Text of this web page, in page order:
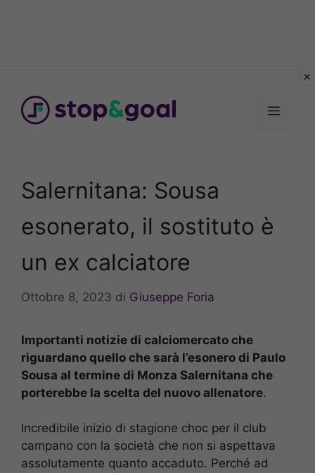
contenuto
Menu
Salernitana: Sousa
esonerato, il sostituto è
un ex calciatore
Ottobre 8, 2023 di Giuseppe Foria
Importanti notizie di calciomercato che
riguardano quello che sarà l’esonero di Paulo
Sousa al termine di Monza Salernitana che
porterebbe la scelta del nuovo allenatore.
Incredibile inizio di stagione choc per il club
campano con la società che non si aspettava
assolutamente quanto accaduto. Perché ad